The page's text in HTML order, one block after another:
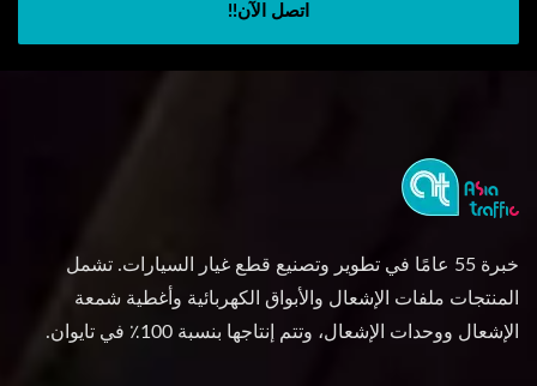
اتصل الآن!!
خبرة 55 عامًا في تطوير وتصنيع قطع غيار السيارات. تشمل
المنتجات ملفات الإشعال والأبواق الكهربائية وأغطية شمعة
الإشعال ووحدات الإشعال، وتتم إنتاجها بنسبة 100٪ في تايوان.